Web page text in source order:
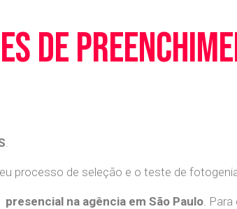
de
processo de seleção e o teste de
na agência em São Paulo .